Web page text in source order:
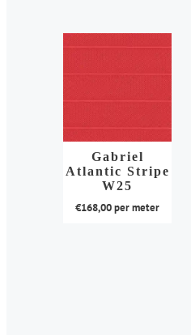
Gabriel
Atlantic Stripe
W25
€168,00per meter